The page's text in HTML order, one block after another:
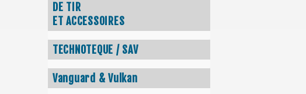
DE TIR
ET ACCESSOIRES
TECHNOTEQUE / SAV
Vanguard & Vulkan